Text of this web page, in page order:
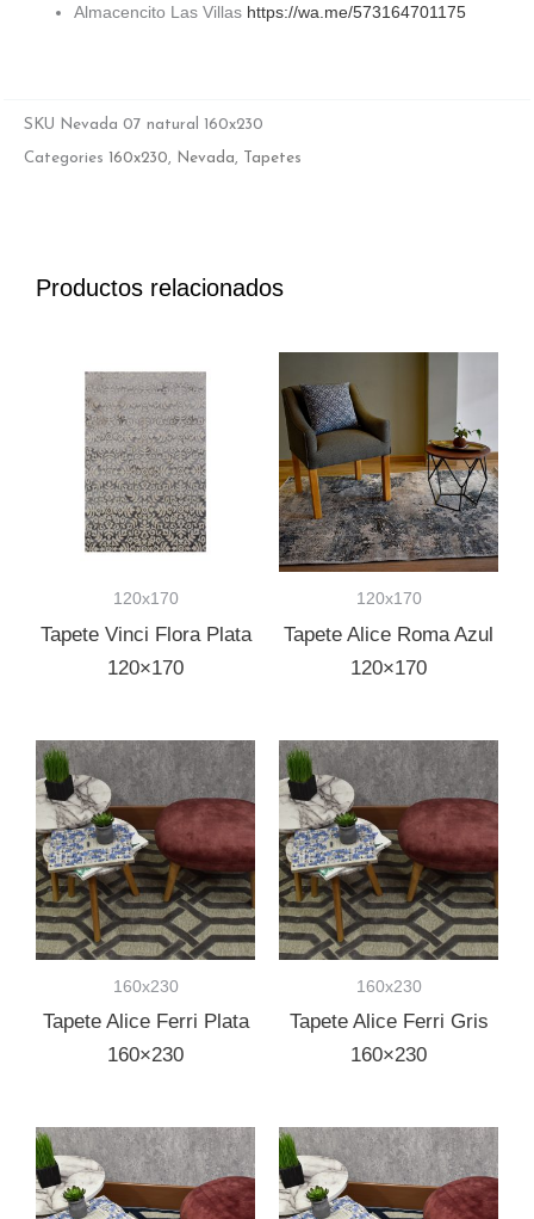
Almacencito Las Villas https://wa.me/573164701175
SKU Nevada 07 natural 160x230
Categories 160x230 Nevada Tapetes
Productos relacionados
120x170
Tapete Vinci Flora Plata
120×170
120x170
Tapete Alice Roma Azul
120×170
160x230
Tapete Alice Ferri Plata
160×230
160x230
Tapete Alice Ferri Gris
160×230